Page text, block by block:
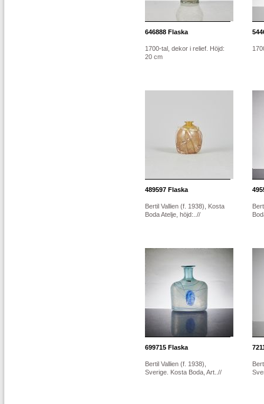
646888 Flaska
1700-tal, dekor i relief. Höjd:
20 cm
489597 Flaska
Bertil Vallien (f. 1938), Kosta
Boda Atelje, höjd:..//
699715 Flaska
Bertil Vallien (f. 1938),
Sverige. Kosta Boda, Art..//